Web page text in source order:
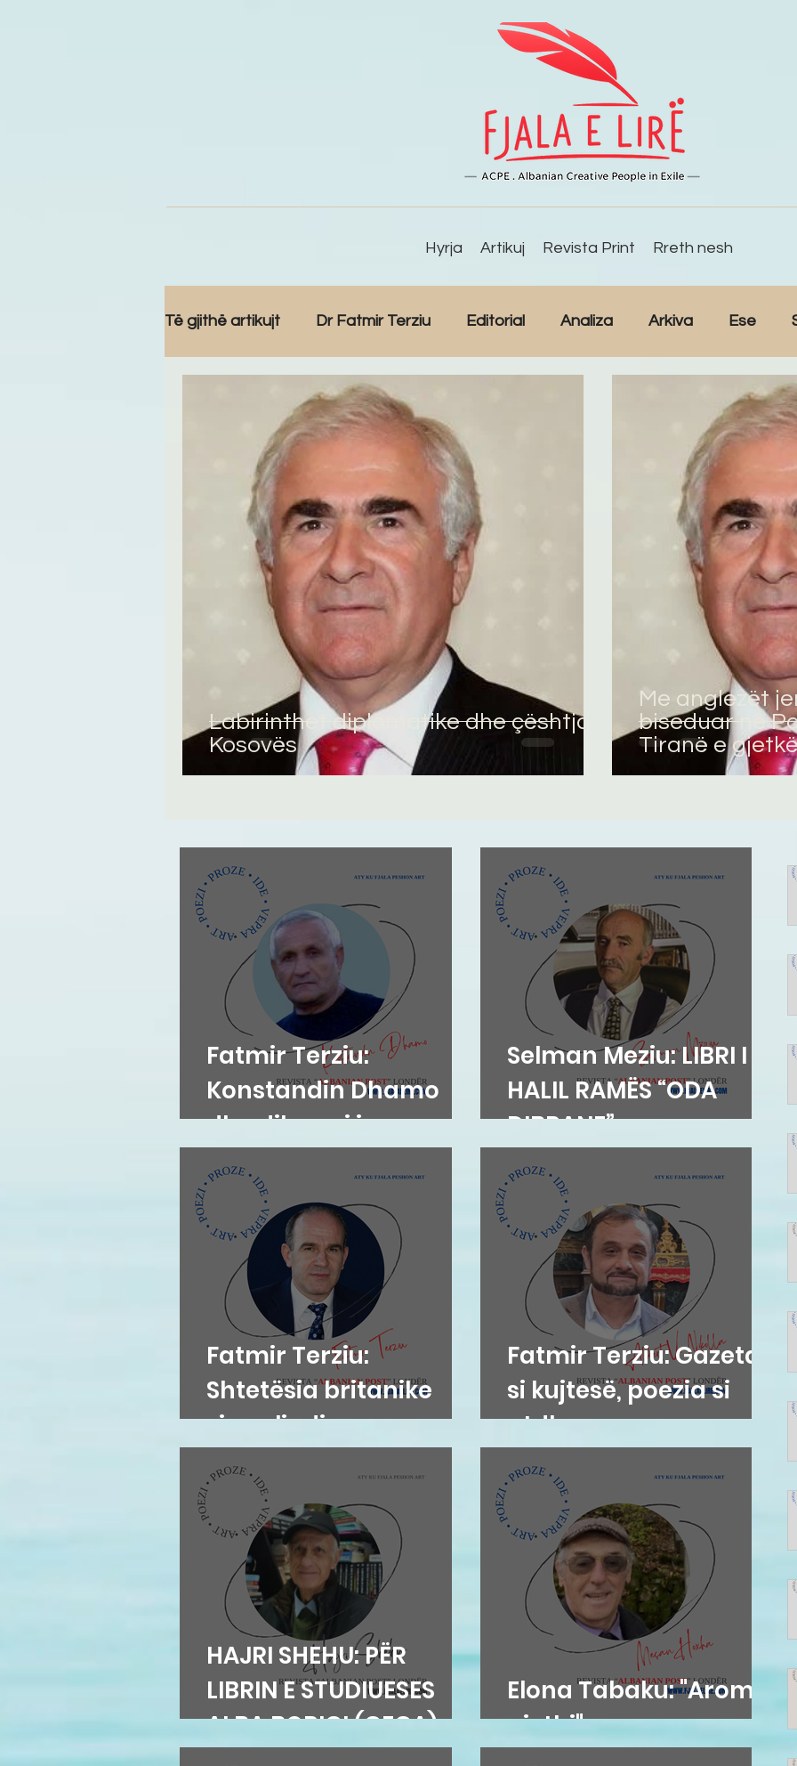
Hyrja Artikuj Revista Print Rreth nesh
Të gjithë artikujt Dr Fatmir Terziu Editorial Analiza Arkiva Ese
Reportazh Lajme
Tregime Romane
Labirinthet diplomatike dhe çështja e
Kosovës
Me anglezët
biseduar në
Tiranë e
Fatmir Terziu:
Konstandin Dhamo
dhe diksursi i
variacionit
Selman Meziu: LIBRI I
HALIL RAMËS “ODA
DIBRANE”
Fatmir Terziu:
Shtetësia britanike
sipas lindjes
Fatmir Terziu: Gazetari
si kujtesë, poezia si
atdhe
HAJRI SHEHU: PËR
LIBRIN E STUDIUESES
ALBA BORIÇI (GEGA)
Elona Tabaku: "Aromë
gjethi"